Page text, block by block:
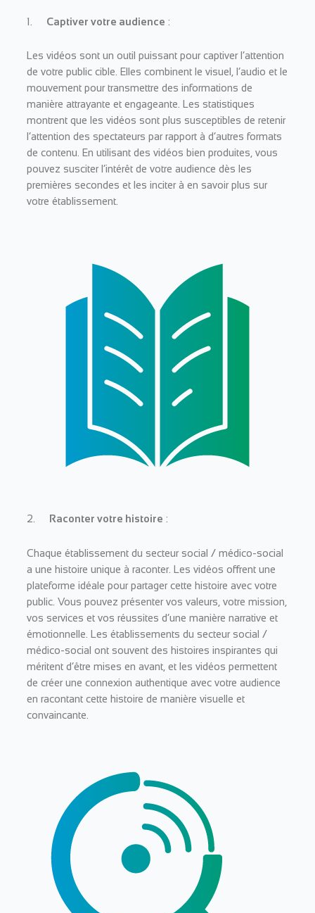
1. Captiver votre audience :
Les vidéos sont un outil puissant pour captiver l’attention
de votre public cible. Elles combinent le visuel, l’audio et le
mouvement pour transmettre des informations de
manière attrayante et engageante. Les statistiques
montrent que les vidéos sont plus susceptibles de retenir
l’attention des spectateurs par rapport à d’autres formats
de contenu. En utilisant des vidéos bien produites, vous
pouvez susciter l’intérêt de votre audience dès les
premières secondes et les inciter à en savoir plus sur
votre établissement.
2. Raconter votre histoire :
Chaque établissement du secteur social / médico-social
a une histoire unique à raconter. Les vidéos offrent une
plateforme idéale pour partager cette histoire avec votre
public. Vous pouvez présenter vos valeurs, votre mission,
vos services et vos réussites d’une manière narrative et
émotionnelle. Les établissements du secteur social /
médico-social ont souvent des histoires inspirantes qui
méritent d’être mises en avant, et les vidéos permettent
de créer une connexion authentique avec votre audience
en racontant cette histoire de manière visuelle et
convaincante.